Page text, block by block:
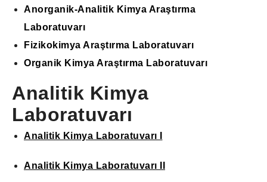
Anorganik-Analitik Kimya Araştırma
Laboratuvarı
Fizikokimya Araştırma Laboratuvarı
Organik Kimya Araştırma Laboratuvarı
Analitik Kimya
Laboratuvarı
Analitik Kimya Laboratuvarı I
Analitik Kimya Laboratuvarı II